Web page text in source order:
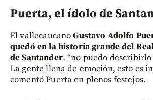
Puerta, el ídolo de
El vallecaucanoGustavo Adolfo
quedó en la historia grande del
de Santander. “no puedo
La gente llena de emoción, esto es
comentó Puerta en plenos festejos.